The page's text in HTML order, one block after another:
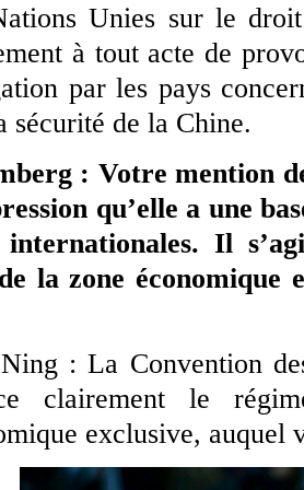
Unies sur le
à tout acte de
par les pays
sécurité de la Chine.
: Votre mention
qu’elle a une
internationales. Il
la zone économique
: La Convention
clairement le
exclusive, auquel